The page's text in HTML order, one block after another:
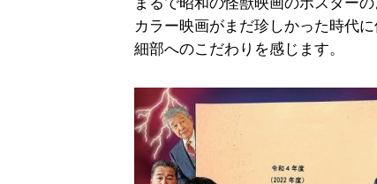
カラー映画がまだ珍しかった時代
細部へのこだわりを感じます。